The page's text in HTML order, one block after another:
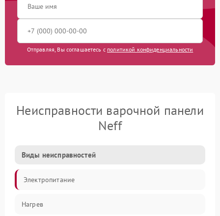
Отправляя, Вы соглашаетесь с политикой конфиденциальности
Неисправности варочной панели
Neff
Виды неисправностей
Электропитание
Нагрев